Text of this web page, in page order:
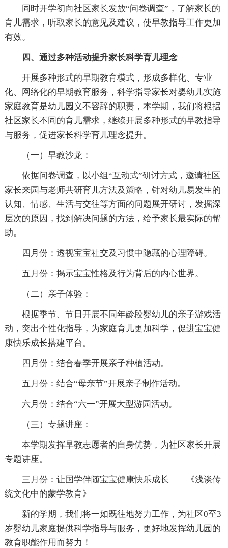
同时开学初向社区家长发放“问卷调查”，了解家长的
育儿需求，听取家长的意见及建议，使早教指导工作更加
有效。
四、通过多种活动提升家长科学育儿理念
开展多种形式的早期教育模式，形成多样化、专业
化、网络化的早期教育服务，科学指导家长对婴幼儿实施
家庭教育是幼儿园义不容辞的职责，本学期，我们将根据
社区家长不同的育儿需求，继续开展多种形式的早教指导
与服务，促进家长科学育儿理念提升。
（一）早教沙龙：
依据问卷调查，以小组“互动式”研讨方式，邀请社区
家长来园与老师共研育儿方法及策略，针对幼儿易发生的
认知、情感、生活与交往等方面的问题展开研讨，发掘深
层次的原因，找到解决问题的方法，给予家长最实际的帮
助。
四月份：透视宝宝社交及习惯中隐藏的心理障碍。
五月份：揭示宝宝性格及行为背后的内心世界。
（二）亲子体验：
根据季节、节日开展不同年龄段婴幼儿的亲子游戏活
动，突出个性化指导，为家庭育儿更加科学，促进宝宝健
康快乐成长搭建平台。
四月份：结合春季开展亲子种植活动。
五月份：结合“母亲节”开展亲子制作活动。
六月份：结合“六一”开展大型游园活动。
（三）专题讲座：
本学期发挥早教志愿者的自身优势，为社区家长开展
专题讲座。
三月份：让国学伴随宝宝健康快乐成长——《浅谈传
统文化中的蒙学教育》
新的学期，我们将一如既往地努力工作，为社区0至3
岁婴幼儿家庭提供科学指导与服务，更好地发挥幼儿园的
教育职能作用而努力！